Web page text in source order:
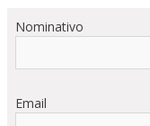
Nominativo
Email